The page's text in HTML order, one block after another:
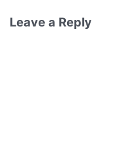
Leave a Reply